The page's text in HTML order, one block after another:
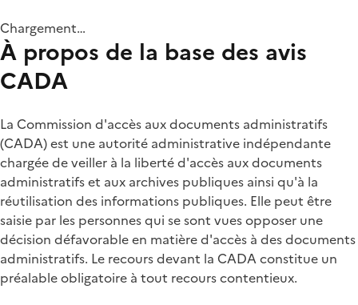
Chargement…
À propos de la base des avis
CADA
La Commission d'accès aux documents administratifs
(CADA) est une autorité administrative indépendante
chargée de veiller à la liberté d'accès aux documents
administratifs et aux archives publiques ainsi qu'à la
réutilisation des informations publiques. Elle peut être
saisie par les personnes qui se sont vues opposer une
décision défavorable en matière d'accès à des documents
administratifs. Le recours devant la CADA constitue un
préalable obligatoire à tout recours contentieux.